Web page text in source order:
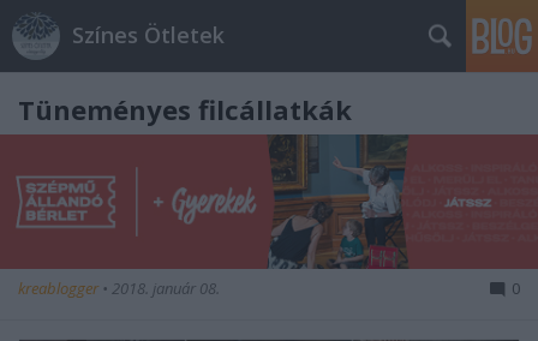
Színes Ötletek
Tüneményes filcállatkák
kreablogger • 2018. január 08. 0